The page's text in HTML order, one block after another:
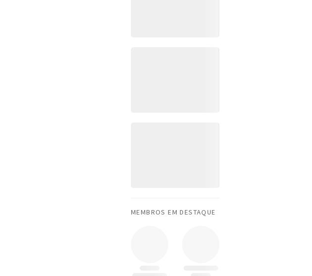
MEMBROS EM DESTAQUE